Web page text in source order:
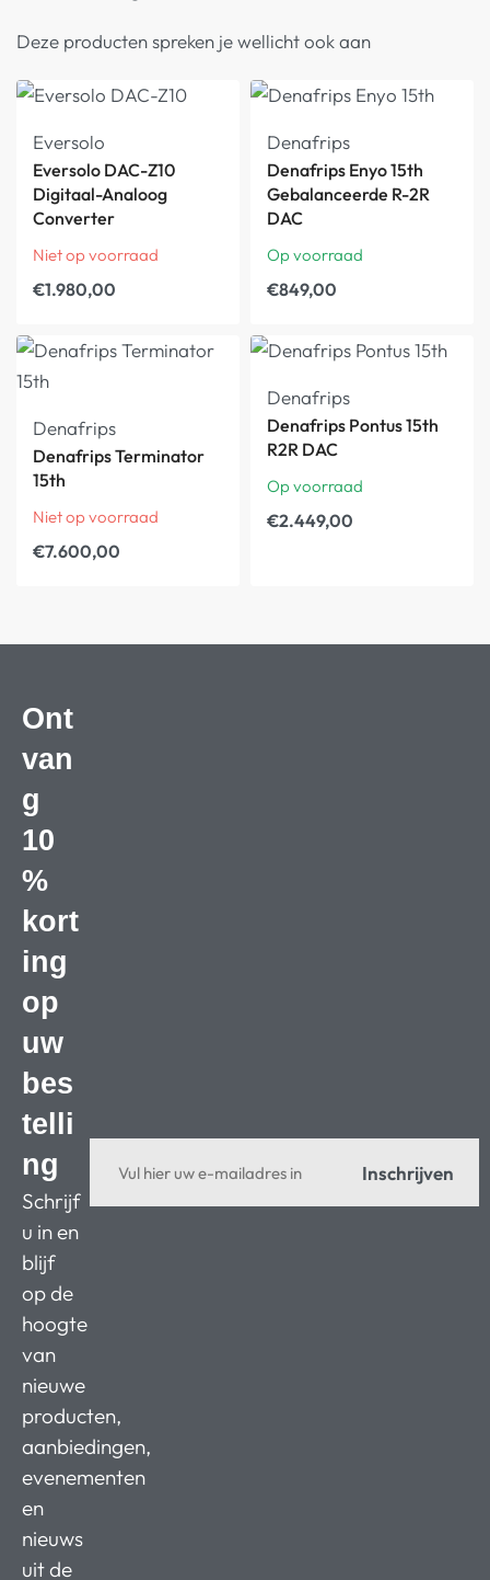
Deze producten spreken je wellicht ook aan
Eversolo
Eversolo DAC-Z10
Digitaal-Analoog
Converter
Niet op voorraad
€1.980,00
Denafrips
Denafrips Enyo 15th
Gebalanceerde R-2R
DAC
Op voorraad
€849,00
Denafrips
Denafrips Terminator
15th
Niet op voorraad
€7.600,00
Denafrips
Denafrips Pontus 15th
R2R DAC
Op voorraad
€2.449,00
Ont
van
g
10
%
kort
ing
op
uw
bes
telli
ng
Schrijf
u in en
blijf
op de
hoogte
van
nieuwe
producten,
aanbiedingen,
evenementen
en
nieuws
uit de
Inschrijven